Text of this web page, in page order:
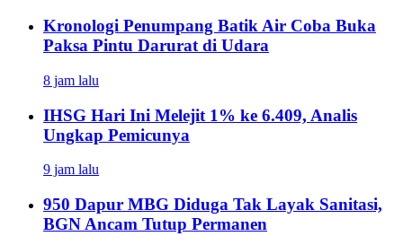
Kronologi Penumpang Batik Air Coba Buka
Paksa Pintu Darurat di Udara
8 jam lalu
IHSG Hari Ini Melejit 1% ke 6.409, Analis
Ungkap Pemicunya
9 jam lalu
950 Dapur MBG Diduga Tak Layak Sanitasi,
BGN Ancam Tutup Permanen